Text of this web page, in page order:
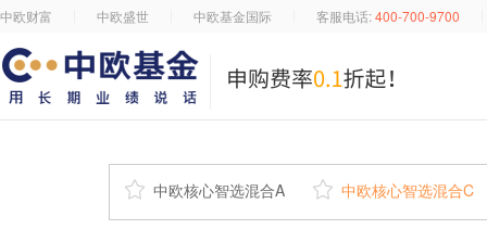
中欧财富 中欧盛世 中欧基金国际 客服电话:400-700-9700
 中欧核心智选混合A  中欧核心智选混合C